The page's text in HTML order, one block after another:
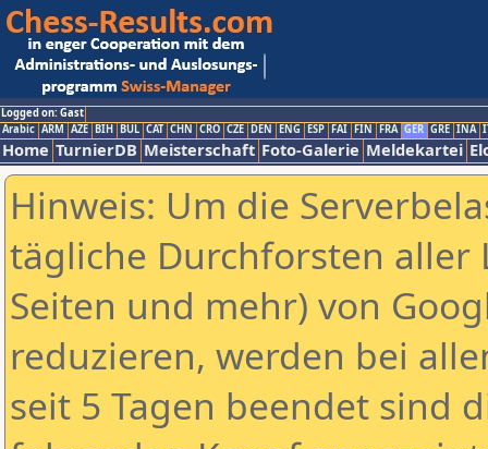
Logged on: Gast
Arabic ARM AZE BIH BUL CAT CHN CRO CZE DEN ENG ESP FAI FIN FRA GER GRE INA
Home TurnierDB Meisterschaft Foto-Galerie Meldekartei
Hinweis: Um die
tägliche Durchforsten aller
Seiten und mehr) von
reduzieren, werden bei
seit 5 Tagen beendet sind